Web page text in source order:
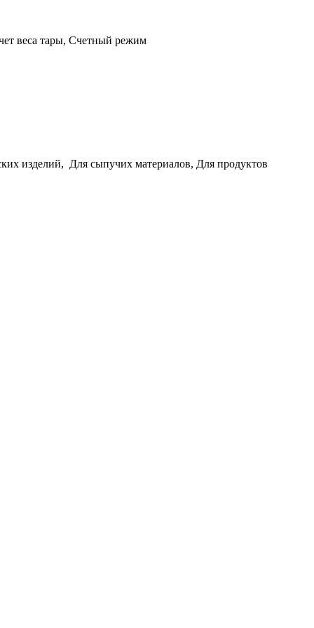
веса тары, Счетный режим
изделий, Для сыпучих материалов, Для продуктов